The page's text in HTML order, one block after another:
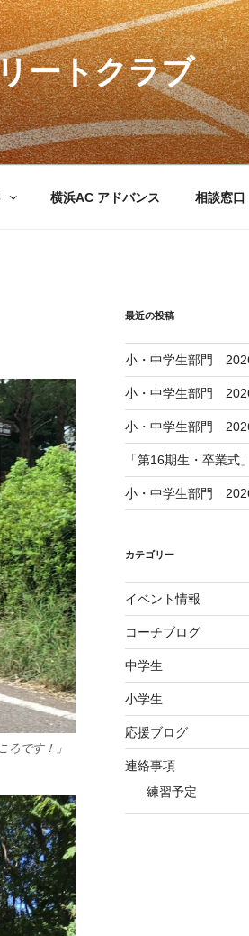
ートクラブ
横浜AC アドバンス 相談窓口
ろです！」
最近の投稿
小・中学生部門
小・中学生部門
小・中学生部門
「第16期生・卒業式」
小・中学生部門
カテゴリー
イベント情報
コーチブログ
中学生
小学生
応援ブログ
連絡事項
練習予定